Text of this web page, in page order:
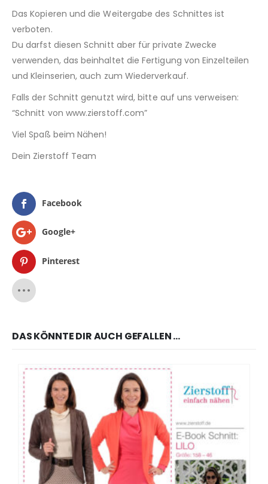
Das Kopieren und die Weitergabe des Schnittes ist
verboten.
Du darfst diesen Schnitt aber für private Zwecke
verwenden, das beinhaltet die Fertigung von Einzelteilen
und Kleinserien, auch zum Wiederverkauf.
Falls der Schnitt genutzt wird, bitte auf uns verweisen:
“Schnitt von www.zierstoff.com”
Viel Spaß beim Nähen!
Dein Zierstoff Team
Facebook
Google+
Pinterest
DAS KÖNNTE DIR AUCH GEFALLEN …